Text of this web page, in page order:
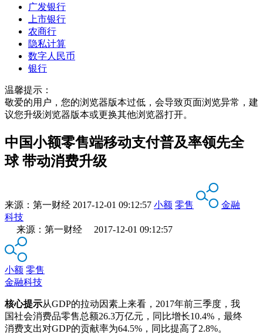
广发银行
上市银行
农商行
隐私计算
数字人民币
银行
温馨提示：
敬爱的用户，您的浏览器版本过低，会导致页面浏览异常，建
议您升级浏览器版本或更换其他浏览器打开。
中国小额零售端移动支付普及率领先全
球 带动消费升级
来源： 第一财经 2017-12-01 09:12:57 小额 零售
金融
科技
来源：第一财经 2017-12-01 09:12:57
小额 零售
金融科技
核心提示从GDP的拉动因素上来看，2017年前三季度，我
国社会消费品零售总额26.3万亿元，同比增长10.4%，最终
消费支出对GDP的贡献率为64.5%，同比提高了2.8%。